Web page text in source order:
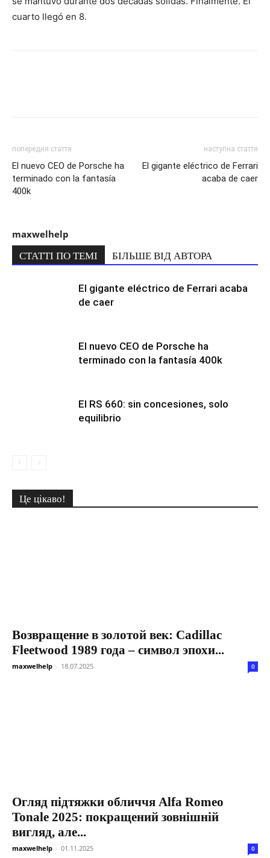
cuarto llegó en 8.
попередня стаття
El nuevo CEO de Porsche ha
terminado con la fantasía
400k
наступна стаття
El gigante eléctrico de Ferrari
acaba de caer
maxwelhelp
СТАТТІ ПО ТЕМІ БІЛЬШЕ ВІД АВТОРА
El gigante eléctrico de Ferrari acaba
de caer
El nuevo CEO de Porsche ha
terminado con la fantasía 400k
El RS 660: sin concesiones, solo
equilibrio
Це цікаво!
Возвращение в золотой век: Cadillac
Fleetwood 1989 года – символ эпохи...
maxwelhelp - 18.07.2025 0
Огляд підтяжки обличчя Alfa Romeo
Tonale 2025: покращений зовнішній
вигляд, але...
maxwelhelp - 01.11.2025 0